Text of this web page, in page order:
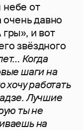
от
очень давно
и вот
звёздного
Когда
шаги на
хочу работать
Лучшие
ты не
на